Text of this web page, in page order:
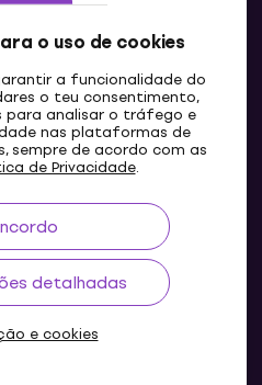
o uso de cookies
a funcionalidade do
o teu consentimento,
para analisar o tráfego e
nas plataformas de
sempre de acordo com as
de Privacidade.
detalhadas
e cookies
nos
PT